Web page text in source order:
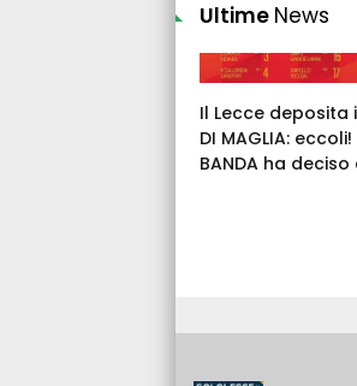
Ultime News
Il Lecce deposita i
DI MAGLIA: eccoli!
BANDA ha deciso